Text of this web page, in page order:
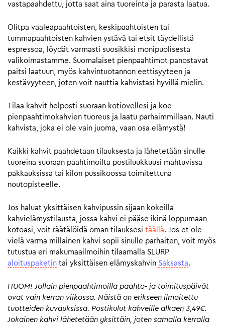
vastapaahdettu, jotta saat aina tuoreinta ja parasta laatua.
Olitpa vaaleapaahtoisten, keskipaahtoisten tai
tummapaahtoisten kahvien ystävä tai etsit täydellistä
espressoa, löydät varmasti suosikkisi monipuolisesta
valikoimastamme. Suomalaiset pienpaahtimot panostavat
paitsi laatuun, myös kahvintuotannon eettisyyteen ja
kestävyyteen, joten voit nauttia kahvistasi hyvillä mielin.
Tilaa kahvit helposti suoraan kotiovellesi ja koe
pienpaahtimokahvien tuoreus ja laatu parhaimmillaan. Nauti
kahvista, joka ei ole vain juoma, vaan osa elämystä!
Kaikki kahvit paahdetaan tilauksesta ja lähetetään sinulle
tuoreina suoraan paahtimoilta postiluukkuusi mahtuvissa
pakkauksissa tai kilon pussikoossa toimitettuna
noutopisteelle.
Jos haluat yksittäisen kahvipussin sijaan kokeilla
kahvielämystilausta, jossa kahvi ei pääse ikinä loppumaan
kotoasi, voit räätälöidä oman tilauksesi täällä. Jos et ole
vielä varma millainen kahvi sopii sinulle parhaiten, voit myös
tutustua eri makumaailmoihin tilaamalla SLURP
aloituspaketin tai yksittäisen elämyskahvin Saksasta.
HUOM! Jollain pienpaahtimoilla paahto- ja toimituspäivät
ovat vain kerran viikossa. Näistä on erikseen ilmoitettu
tuotteiden kuvauksissa. Postikulut kahveille alkaen 3,49€.
Jokainen kahvi lähetetään yksittäin, joten samalla kerralla